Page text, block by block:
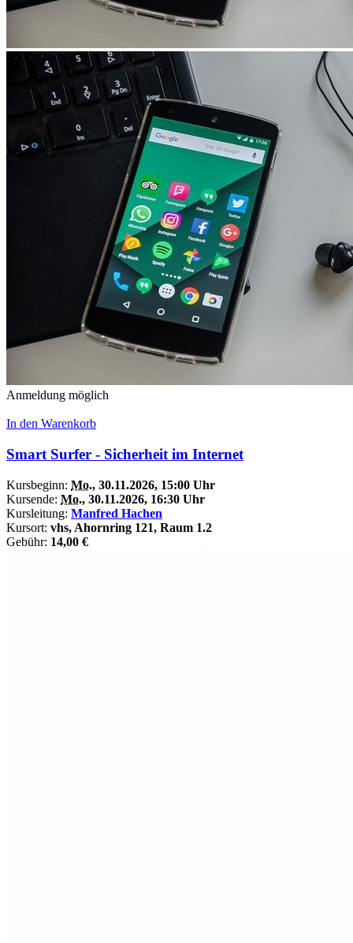
Anmeldung möglich
In den Warenkorb
Smart Surfer - Sicherheit im Internet
Kursbeginn: Mo., 30.11.2026, 15:00 Uhr
Kursende: Mo., 30.11.2026, 16:30 Uhr
Kursleitung: Manfred Hachen
Kursort: vhs, Ahornring 121, Raum 1.2
Gebühr: 14,00 €